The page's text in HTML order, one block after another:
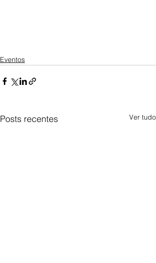
Eventos
Posts recentes Ver tudo